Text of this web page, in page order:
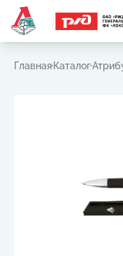
Главная Каталог